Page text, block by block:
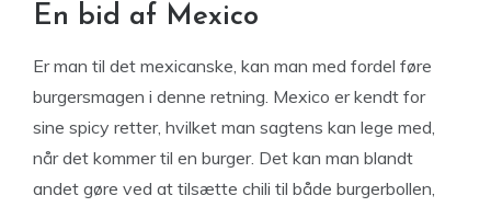
En bid af Mexico
Er man til det mexicanske, kan man med fordel føre
burgersmagen i denne retning. Mexico er kendt for
sine spicy retter, hvilket man sagtens kan lege med,
når det kommer til en burger. Det kan man blandt
andet gøre ved at tilsætte chili til både burgerbollen,